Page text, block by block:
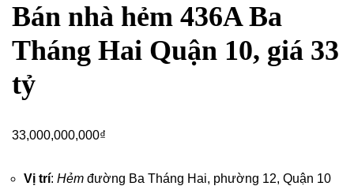
Bán nhà hẻm 436A Ba
Tháng Hai Quận 10, giá 33
tỷ
33,000,000,000₫
Vị trí: Hẻm đường Ba Tháng Hai, phường 12, Quận 10